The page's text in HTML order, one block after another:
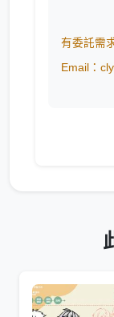
有委託需
Email：